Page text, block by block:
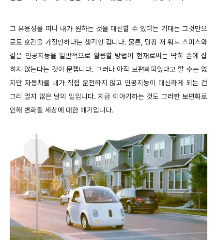
그 유용성을 떠나 내가 원하는 것을 대신할 수 있다는 기대는 그것만으
로도 호감을 가질만하다는 생각인 겁니다. 물론, 당장 저 워드 스미스와
같은 인공지능을 일반적으로 활용할 방법이 현재로써는 딱히 손에 잡
히지 않는다는 것이 문젭니다. 그러나 아직 보편화되었다고 할 수는 없
지만 자동차를 내가 직접 운전하지 않고 인공지능이 대신하게 되는 건
그리 멀지 않은 날의 일입니다. 지금 이야기하는 것도 그러한 보편화로
인해 변화될 세상에 대한 얘기입니다.